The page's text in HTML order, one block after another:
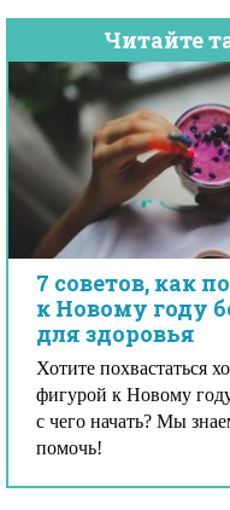
Читайте
7 советов, как
к Новому году
для здоровья
Хотите похвастаться
фигурой к Новому
с чего начать? Мы
помочь!